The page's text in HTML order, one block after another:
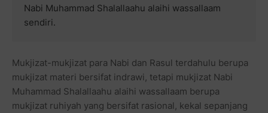
Nabi Muhammad Shalallaahu alaihi wassallaam
sendiri.
Mukjizat-mukjizat para Nabi dan Rasul terdahulu berupa
mukjizat materi bersifat indrawi, tetapi mukjizat Nabi
Muhammad Shalallaahu alaihi wassallaam berupa
mukjizat ruhiyah yang bersifat rasional, kekal sepanjang